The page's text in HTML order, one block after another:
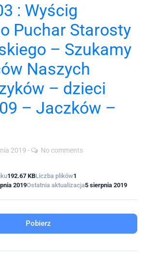
: Wyścig
Puchar Starosty
– Szukamy
Naszych
– dzieci
– Jaczków –
2019 No comments
192.67 KBLiczba plików1
2019Ostatnia aktualizacja5 sierpnia 2019
Pobierz